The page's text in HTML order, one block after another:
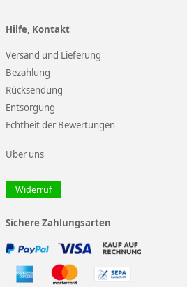
Hilfe, Kontakt
Versand und Lieferung
Bezahlung
Rücksendung
Entsorgung
Echtheit der Bewertungen
Über uns
Widerruf
Sichere Zahlungsarten